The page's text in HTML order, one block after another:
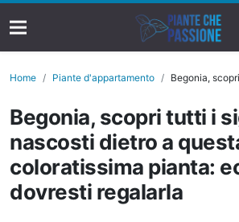
Home Piante d'appartamento Begonia, scopri tutti i significati nascosti
Begonia, scopri tutti i
nascosti dietro a
coloratissima pianta:
dovresti regalarla